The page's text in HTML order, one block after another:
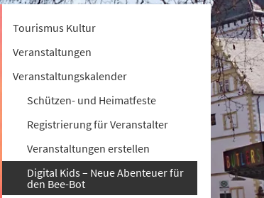
Tourismus Kultur
Veranstaltungen
Veranstaltungskalender
Schützen- und Heimatfeste
Registrierung für Veranstalter
Veranstaltungen erstellen
Digital Kids – Neue Abenteuer für
den Bee-Bot